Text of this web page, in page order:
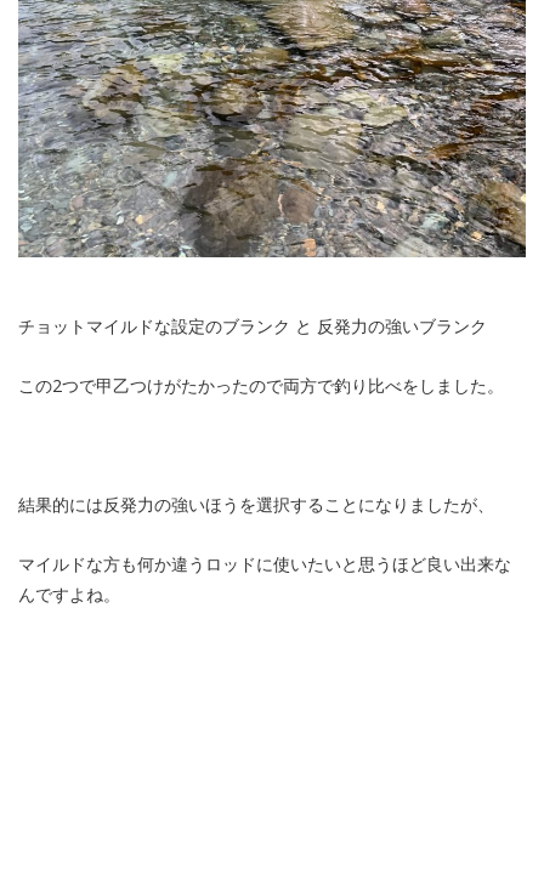
チョットマイルドな設定のブランク と 反発力の強いブランク
この2つで甲乙つけがたかったので両方で釣り比べをしました。
結果的には反発力の強いほうを選択することになりましたが、
マイルドな方も何か違うロッドに使いたいと思うほど良い出来な
んですよね。